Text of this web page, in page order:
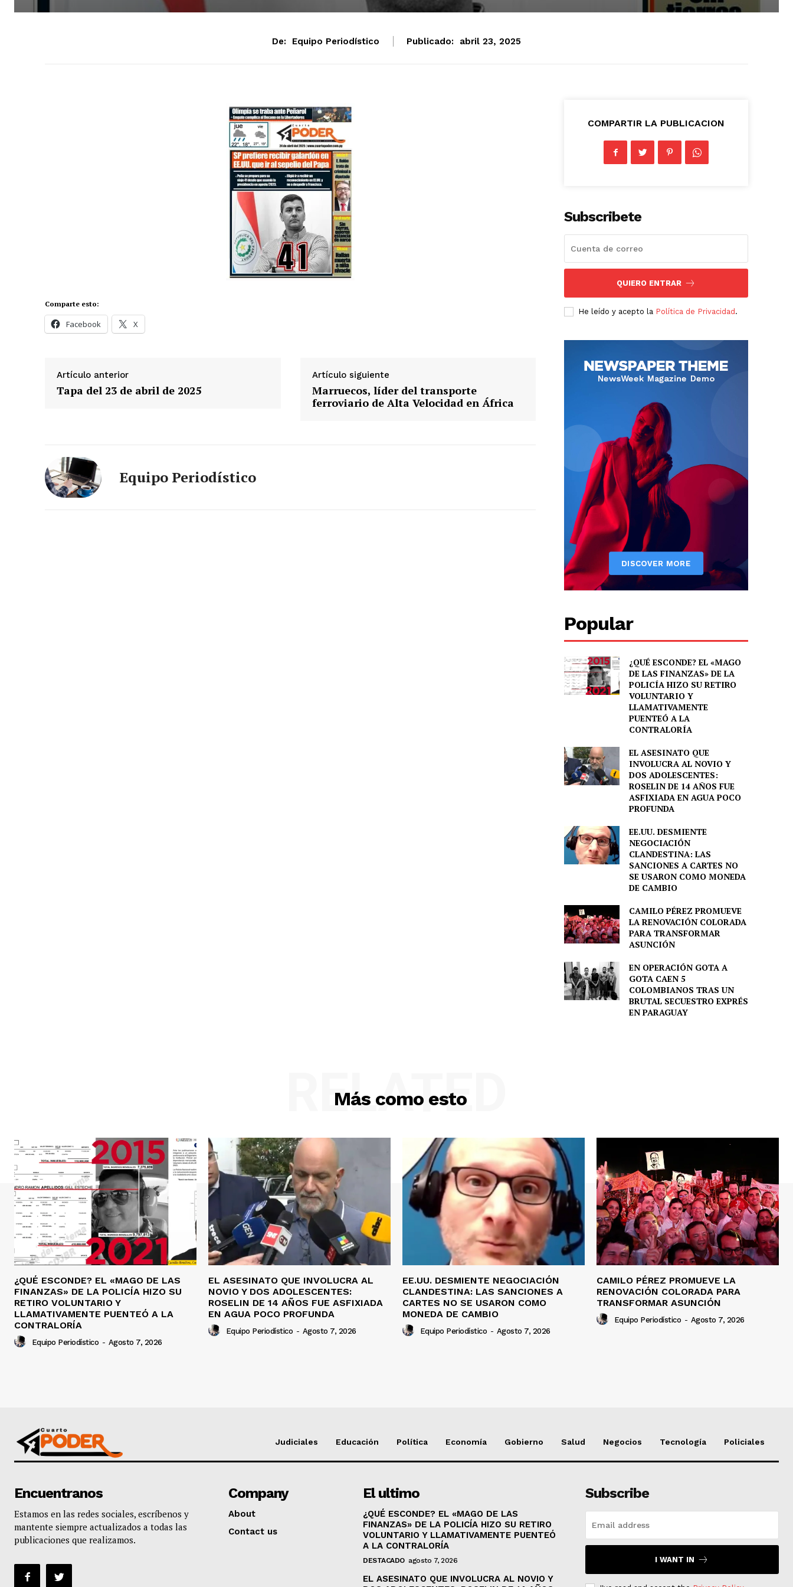
De: Equipo Periodístico Publicado: abril 23, 2025
Comparte esto:
Facebook X
Artículo anterior
Tapa del 23 de abril de 2025
Artículo siguiente
Marruecos, líder del transporte
ferroviario de Alta Velocidad en África
Equipo Periodístico
COMPARTIR LA PUBLICACION
Subscribete
QUIERO ENTRAR
He leído y acepto la Política de Privacidad .
Popular
¿QUÉ ESCONDE? EL «MAGO
DE LAS FINANZAS» DE LA
POLICÍA HIZO SU RETIRO
VOLUNTARIO Y
LLAMATIVAMENTE
PUENTEÓ A LA
CONTRALORÍA
EL ASESINATO QUE
INVOLUCRA AL NOVIO Y
DOS ADOLESCENTES:
ROSELIN DE 14 AÑOS FUE
ASFIXIADA EN AGUA POCO
PROFUNDA
EE.UU. DESMIENTE
NEGOCIACIÓN
CLANDESTINA: LAS
SANCIONES A CARTES NO
SE USARON COMO MONEDA
DE CAMBIO
CAMILO PÉREZ PROMUEVE
LA RENOVACIÓN COLORADA
PARA TRANSFORMAR
ASUNCIÓN
EN OPERACIÓN GOTA A
GOTA CAEN 5
COLOMBIANOS TRAS UN
BRUTAL SECUESTRO EXPRÉS
EN PARAGUAY
Más como esto
RELATED
¿QUÉ ESCONDE? EL «MAGO DE LAS
FINANZAS» DE LA POLICÍA HIZO SU
RETIRO VOLUNTARIO Y
LLAMATIVAMENTE PUENTEÓ A LA
CONTRALORÍA
Equipo Periodístico - Agosto 7, 2026
EL ASESINATO QUE INVOLUCRA AL
NOVIO Y DOS ADOLESCENTES:
ROSELIN DE 14 AÑOS FUE ASFIXIADA
EN AGUA POCO PROFUNDA
Equipo Periodístico - Agosto 7, 2026
EE.UU. DESMIENTE NEGOCIACIÓN
CLANDESTINA: LAS SANCIONES A
CARTES NO SE USARON COMO
MONEDA DE CAMBIO
Equipo Periodístico - Agosto 7, 2026
CAMILO PÉREZ PROMUEVE LA
RENOVACIÓN COLORADA PARA
TRANSFORMAR ASUNCIÓN
Equipo Periodístico - Agosto 7, 2026
Judiciales Educación Política Economía Gobierno Salud Negocios Tecnología Policiales
Encuentranos
Estamos en las redes sociales, escríbenos y
mantente siempre actualizados a todas las
publicaciones que realizamos.
Company
About
Contact us
El ultimo
¿QUÉ ESCONDE? EL «MAGO DE LAS
FINANZAS» DE LA POLICÍA HIZO SU RETIRO
VOLUNTARIO Y LLAMATIVAMENTE PUENTEÓ
A LA CONTRALORÍA
DESTACADO agosto 7, 2026
EL ASESINATO QUE INVOLUCRA AL NOVIO Y
Subscribe
I WANT IN